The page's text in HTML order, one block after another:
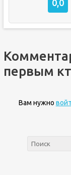
0,0
первым
Вам нужно